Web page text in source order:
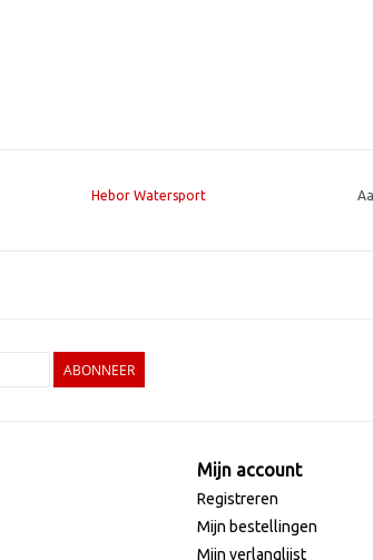
Hebor Watersport
ABONNEER
Mijn account
Registreren
Mijn bestellingen
Mijn verlanglijst